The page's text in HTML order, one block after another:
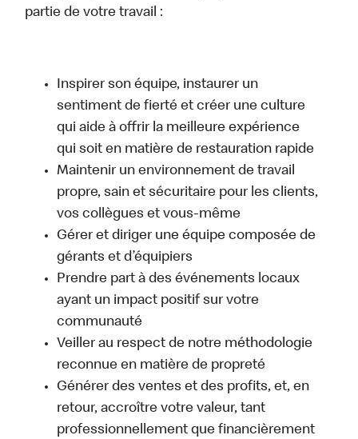
partie de votre travail :
Inspirer son équipe, instaurer un
sentiment de fierté et créer une culture
qui aide à offrir la meilleure expérience
qui soit en matière de restauration rapide
Maintenir un environnement de travail
propre, sain et sécuritaire pour les clients,
vos collègues et vous-même
Gérer et diriger une équipe composée de
gérants et d’équipiers
Prendre part à des événements locaux
ayant un impact positif sur votre
communauté
Veiller au respect de notre méthodologie
reconnue en matière de propreté
Générer des ventes et des profits, et, en
retour, accroître votre valeur, tant
professionnellement que financièrement